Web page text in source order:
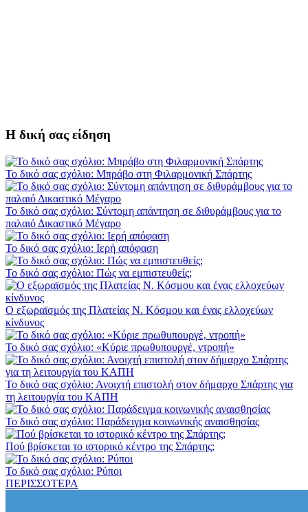
Η δική σας είδηση
Το δικό σας σχόλιο: Μπράβο στη Φιλαρμονική Σπάρτης
Το δικό σας σχόλιο: Σύντομη απάντηση σε διθυράμβους για το
παλαιό Δικαστικό Μέγαρο
Το δικό σας σχόλιο: Ιερή απόφαση
Το δικό σας σχόλιο: Πώς να εμπιστευθείς;
Ο εξωραϊσμός της Πλατείας Ν. Κόσμου και ένας ελλοχεύων
κίνδυνος
Το δικό σας σχόλιο: «Κύριε πρωθυπουργέ, ντροπή»
Το δικό σας σχόλιο: Ανοιχτή επιστολή στον δήμαρχο Σπάρτης για
τη λειτουργία του ΚΑΠΗ
Το δικό σας σχόλιο: Παράδειγμα κοινωνικής αναισθησίας
Πού βρίσκεται το ιστορικό κέντρο της Σπάρτης;
Το δικό σας σχόλιο: Ρύποι
ΠΕΡΙΣΣΟΤΕΡΑ